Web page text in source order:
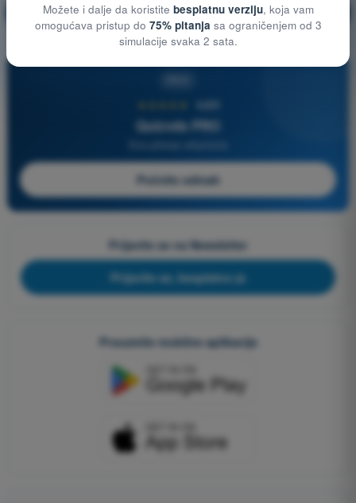
🔒 PRO Objašnjenje pitanja
4,6/5
Quizvds PRO
Počnite odmah
Prijavite se na Newsletter
Prijavite se, besplatno je
Preuzmite mobilne aplikacije
Možete i dalje da koristite besplatnu verziju, koja vam
omogućava pristup do 75% pitanja sa ograničenjem od 3
simulacije svaka 2 sata.